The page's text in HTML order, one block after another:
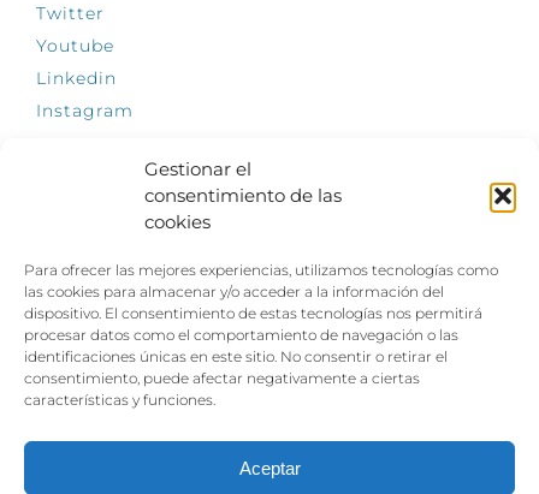
Gestionar el
consentimiento de las
cookies
Para ofrecer las mejores experiencias, utilizamos tecnologías como
las cookies para almacenar y/o acceder a la información del
dispositivo. El consentimiento de estas tecnologías nos permitirá
procesar datos como el comportamiento de navegación o las
identificaciones únicas en este sitio. No consentir o retirar el
consentimiento, puede afectar negativamente a ciertas
características y funciones.
Aceptar
Twitter
Youtube
Linkedin
Instagram
El empleo, la gran llave para una vida
independiente: Fundación Dfa reclama un
impulso decidido a la inclusión laboral de las
personas con discapacidad
Clown, circo y magia: el Jardín de las Artes
de julio con su segundo “Festival